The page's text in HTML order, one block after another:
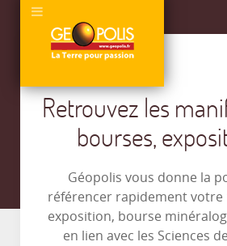
Retrouvez les
bourses,
Géopolis vous donne la
référencer rapidement votre
exposition, bourse
en lien avec les Sciences